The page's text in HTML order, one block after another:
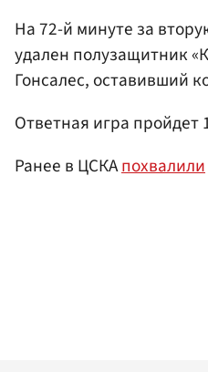
На 72-й минуте за
удален полузащитник
Гонсалес, оставивший
Ответная игра пройдет
Ранее в ЦСКАпохвалили